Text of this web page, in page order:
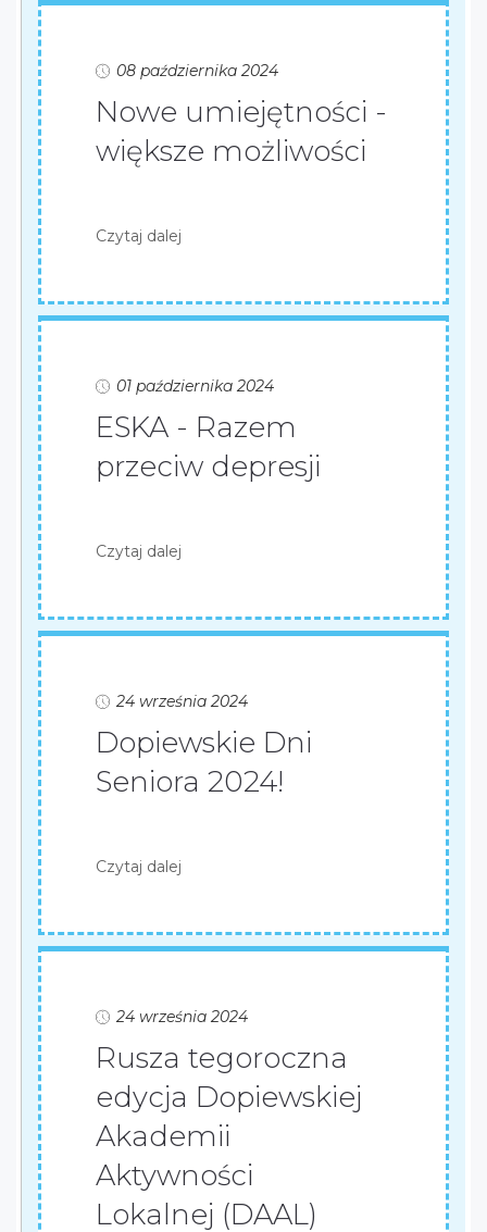
08 października 2024
Nowe umiejętności -
większe możliwości
Czytaj dalej
01 października 2024
ESKA - Razem
przeciw depresji
Czytaj dalej
24 września 2024
Dopiewskie Dni
Seniora 2024!
Czytaj dalej
24 września 2024
Rusza tegoroczna
edycja Dopiewskiej
Akademii
Aktywności
Lokalnej (DAAL)